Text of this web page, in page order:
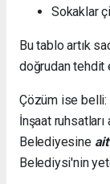
Sokaklar
Bu tablo artık
doğrudan tehdit
Çözüm ise belli:
İnşaat ruhsatları
Belediyesine ait
Belediysi'nin